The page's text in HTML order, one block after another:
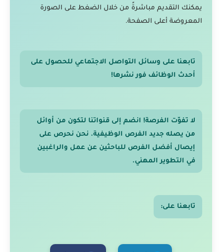
يمكنك التقديم مباشرةً من خلال الضغط على الصورة
المعروضة أعلى الصفحة.
تابعنا على وسائل التواصل الاجتماعي للحصول على
أحدث الوظائف فور نشرها!
لا تفوّت الفرصة! انضم إلى قنواتنا لتكون من أوائل
من يصله جديد الفرص الوظيفية. نحن نحرص على
إيصال أفضل الفرص للباحثين عن عمل والراغبين
في التطوير المهني.
تابعنا على: